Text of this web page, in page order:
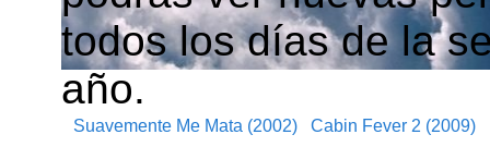
todos los días de la
año.
Suavemente Me Mata (2002) Cabin Fever 2 (2009)